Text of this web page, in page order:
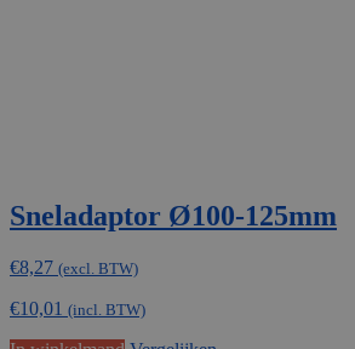
Sneladaptor Ø100-125mm
€8,27 (excl. BTW)
€10,01 (incl. BTW)